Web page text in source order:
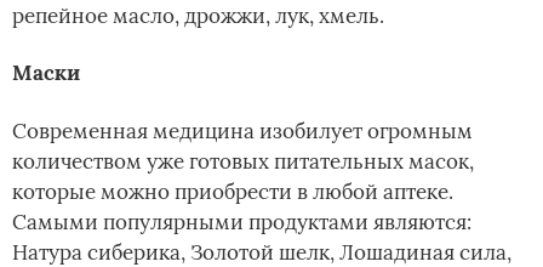
репейное масло, дрожжи, лук, хмель.
Маски
Современная медицина изобилует огромным
количеством уже готовых питательных масок,
которые можно приобрести в любой аптеке.
Самыми популярными продуктами являются:
Натура сиберика, Золотой шелк, Лошадиная сила,